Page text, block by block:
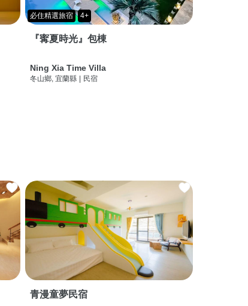
必住精選旅宿 4+
『寗夏時光』包棟
Ning Xia Time Villa
冬山鄉, 宜蘭縣 | 民宿
青漫童夢民宿